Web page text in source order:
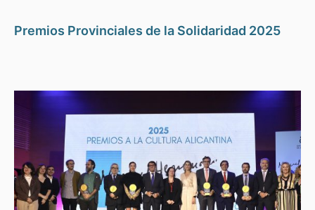
Premios Provinciales de la Solidaridad 2025